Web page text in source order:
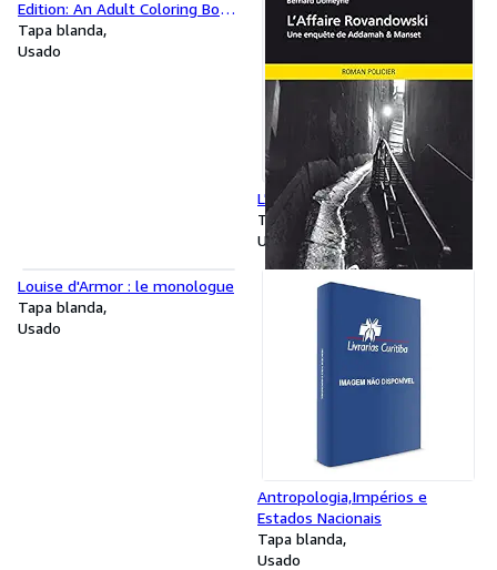
Edition: An Adult Coloring Book
with 40 Swear Words to Color
and Relax
Tapa blanda
Usado
L'Affaire Rovandowski
Tapa blanda
Usado
Louise d'Armor : le monologue
Tapa blanda
Usado
Antropologia,Impérios e
Estados Nacionais
Tapa blanda
Usado